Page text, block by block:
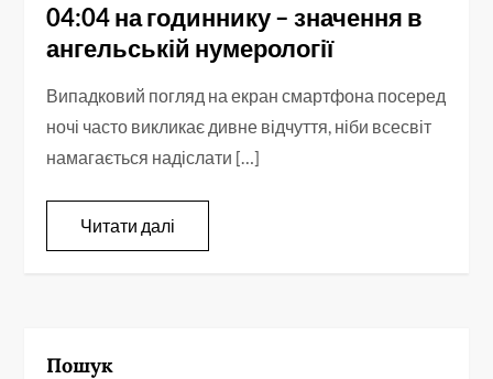
04:04 на годиннику – значення в
ангельській нумерології
Випадковий погляд на екран смартфона посеред
ночі часто викликає дивне відчуття, ніби всесвіт
намагається надіслати […]
Читати далі
Пошук